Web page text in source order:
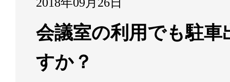
会議室の利用でも駐車
すか？